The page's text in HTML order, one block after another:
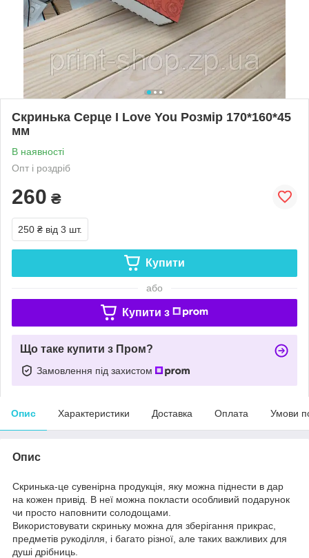
Скринька Серце I Love You Розмір 170*160*45
мм
В наявності
Опт і роздріб
260 ₴
250 ₴ від 3 шт.
Купити
або
Купити з
Що таке купити з Пром?
Замовлення під захистом
Опис Характеристики Доставка Оплата Умови
Опис
Скринька-це сувенірна продукція, яку можна піднести в дар
на кожен привід. В неї можна покласти особливий подарунок
чи просто наповнити солодощами.
Використовувати скриньку можна для зберігання прикрас,
предметів рукоділля, і багато різної, але таких важливих для
душі дрібниць.